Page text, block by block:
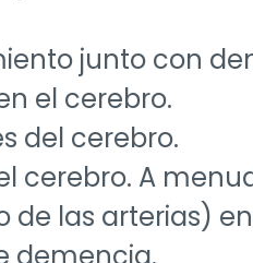
junto con
el cerebro.
del cerebro.
cerebro. A
las arterias)